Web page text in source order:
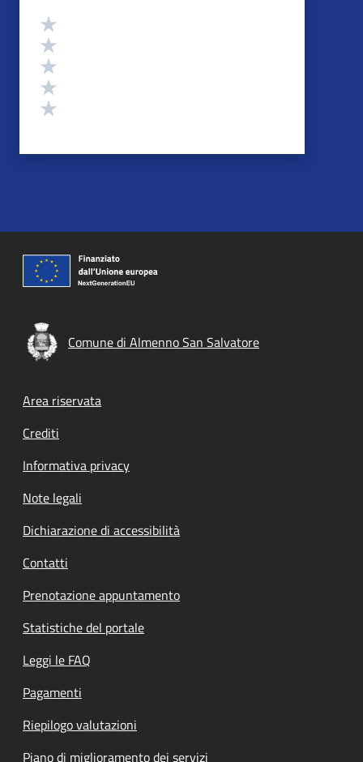
Valutazione
Comune di Almenno San Salvatore
Footer menu
Area riservata
Crediti
Informativa privacy
Note legali
Dichiarazione di accessibilità
Contatti
Prenotazione appuntamento
Statistiche del portale
Leggi le FAQ
Pagamenti
Riepilogo valutazioni
Piano di miglioramento dei servizi